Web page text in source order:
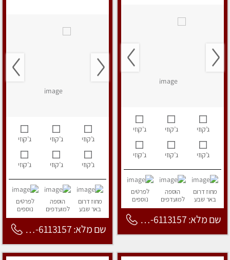
ג’קוזי ג’קוזי ג’קוזי
ג’קוזי ג’קוזי ג’קוזי
מחוז דרום
באר שבע
הוספה
למועדפים
לפרטים
נוספים
שם מלא: 053-6113157
ג’קוזי ג’קוזי ג’קוזי
ג’קוזי ג’קוזי ג’קוזי
מחוז דרום
באר שבע
הוספה
למועדפים
לפרטים
נוספים
שם מלא: 053-6113157